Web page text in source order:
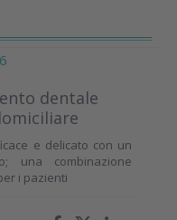
dentale
e delicato con un
una combinazione
i pazienti